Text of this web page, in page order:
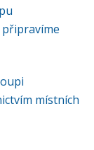
místních